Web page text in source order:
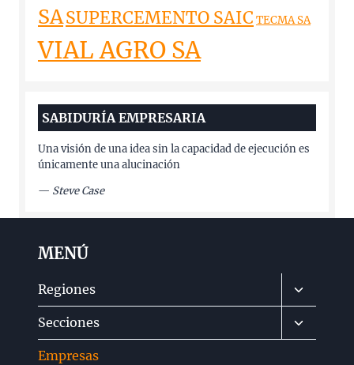
SASUPERCEMENTO SAIC TECMA SA
VIAL AGRO SA
SABIDURÍA EMPRESARIA
Una visión de una idea sin la capacidad de ejecución es
únicamente una alucinación
— Steve Case
MENÚ
Regiones
Alternar
menú
hijo
Secciones
Alternar
menú
Empresas